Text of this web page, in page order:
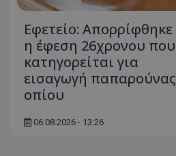
Εφετείο: Απορρίφθηκε
η έφεση 26χρονου που
κατηγορείται για
εισαγωγή παπαρούνας
οπίου
06.08.2026 - 13:26